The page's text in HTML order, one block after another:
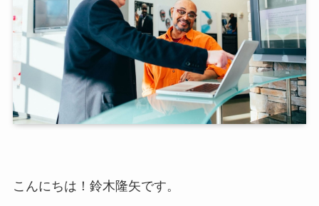
こんにちは！鈴木隆矢です。